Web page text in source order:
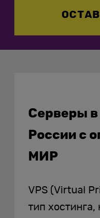
Серверы в
России с
МИР
VPS (Virtual
тип хостинга,